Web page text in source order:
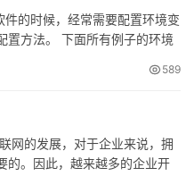
的时候，经常需要配置环境变
置方法。 下面所有例子的环境
589
网的发展，对于企业来说，拥
的。因此，越来越多的企业开